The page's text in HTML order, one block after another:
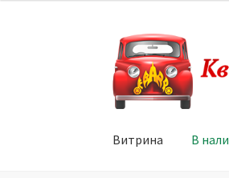
Перейти
к
навигации
Перейти
к
содержимому
Витрина В